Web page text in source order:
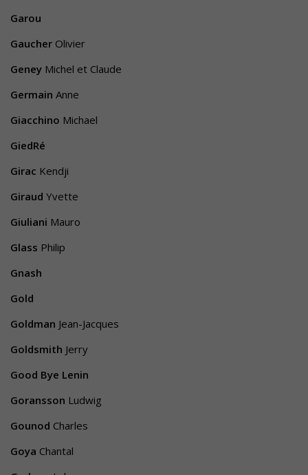
Garou
Gaucher Olivier
Geney Michel et Claude
Germain Anne
Giacchino Michael
GiedRé
Girac Kendji
Giraud Yvette
Giuliani Mauro
Glass Philip
Gnash
Gold
Goldman Jean-Jacques
Goldsmith Jerry
Good Bye Lenin
Goransson Ludwig
Gounod Charles
Goya Chantal